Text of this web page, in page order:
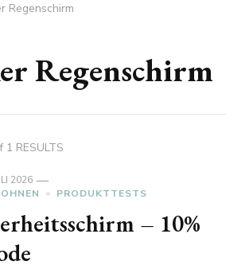
Regenschirm
Regenschirm
RESULTS
2026
PRODUKTTESTS
– 10%